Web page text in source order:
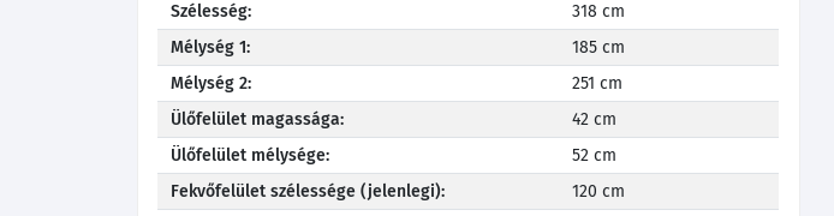
Szélesség:
318 cm
Mélység 1:
185 cm
Mélység 2:
251 cm
Ülőfelület magassága:
42 cm
Ülőfelület mélysége:
52 cm
Fekvőfelület szélessége (jelenlegi):
120 cm